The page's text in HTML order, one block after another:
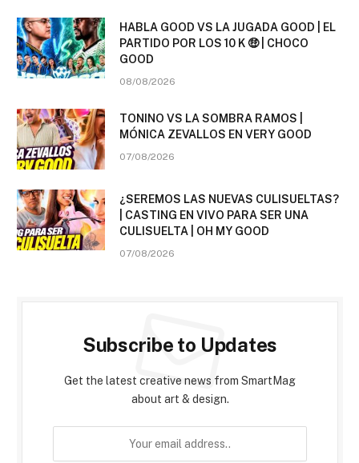
HABLA GOOD VS LA JUGADA GOOD | EL
PARTIDO POR LOS 10 K 🤑 | CHOCO
GOOD
08/08/2026
TONINO VS LA SOMBRA RAMOS |
MÓNICA ZEVALLOS EN VERY GOOD
07/08/2026
¿SEREMOS LAS NUEVAS CULISUELTAS?
| CASTING EN VIVO PARA SER UNA
CULISUELTA | OH MY GOOD
07/08/2026
Subscribe to Updates
Get the latest creative news from SmartMag
about art & design.